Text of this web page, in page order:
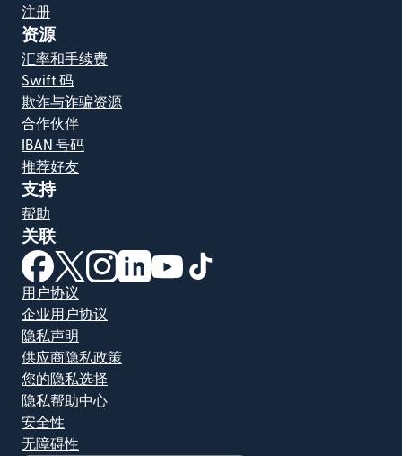
注册
资源
汇率和手续费
Swift 码
欺诈与诈骗资源
合作伙伴
IBAN 号码
推荐好友
支持
帮助
关联
（在新窗口中打开）
（在新窗口中打开）
（在新窗口中打开）
（在新窗口中打开）
（在新窗口中打开）
用户协议
企业用户协议
隐私声明
供应商隐私政策
您的隐私选择
隐私帮助中心
安全性
无障碍性